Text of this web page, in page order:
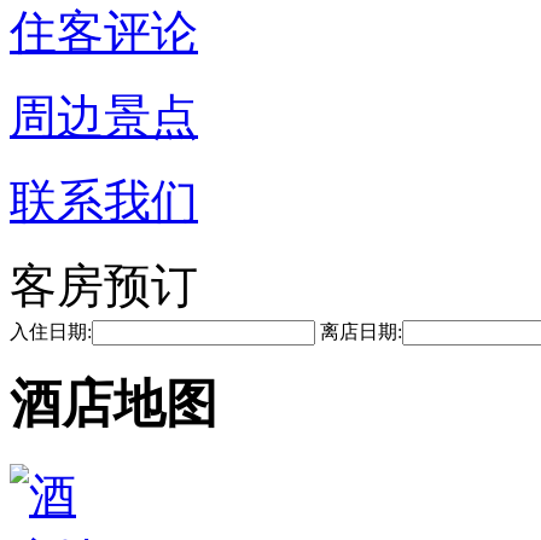
住客评论
周边景点
联系我们
客房预订
入住日期: 离店日期:
酒店地图